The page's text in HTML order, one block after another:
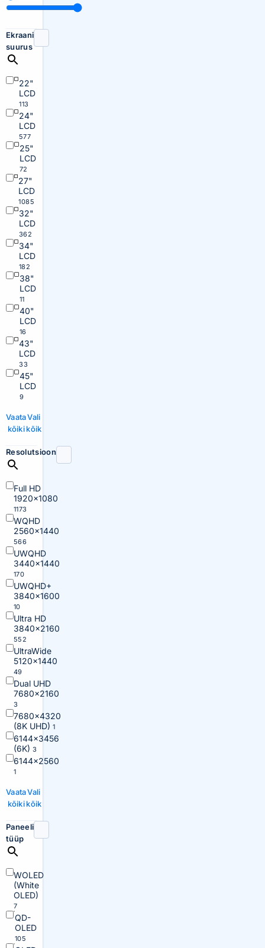
Ekraani
suurus
22"
LCD
113
24"
LCD
577
25"
LCD
72
27"
LCD
1085
32"
LCD
362
34"
LCD
182
38"
LCD
11
40"
LCD
16
43"
LCD
33
45"
LCD
9
Vaata
kõiki
Vali
kõik
Resolutsioon
Full HD
1920×1080
1173
WQHD
2560×1440
566
UWQHD
3440×1440
170
UWQHD+
3840×1600
10
Ultra HD
3840×2160
552
UltraWide
5120×1440
49
Dual UHD
7680×2160
3
7680×4320
(8K UHD) 1
6144×3456
(6K) 3
6144×2560
1
Vaata
kõiki
Vali
kõik
Paneeli
tüüp
WOLED
(White
OLED)
7
QD-
OLED
105